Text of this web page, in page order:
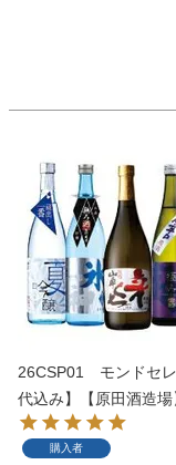
26CSP01 モンドセ
代込み】【原田酒造場
購入者